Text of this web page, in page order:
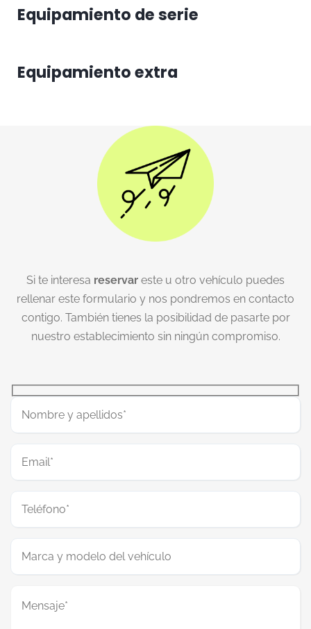
Equipamiento de serie
Equipamiento extra
Si te interesa reservar este u otro vehículo puedes
rellenar este formulario y nos pondremos en contacto
contigo. También tienes la posibilidad de pasarte por
nuestro establecimiento sin ningún compromiso.